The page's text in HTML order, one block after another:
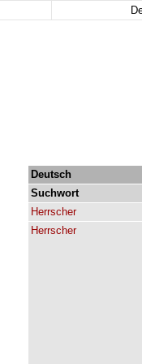
Deutsch
Suchwort
Herrscher
Herrscher